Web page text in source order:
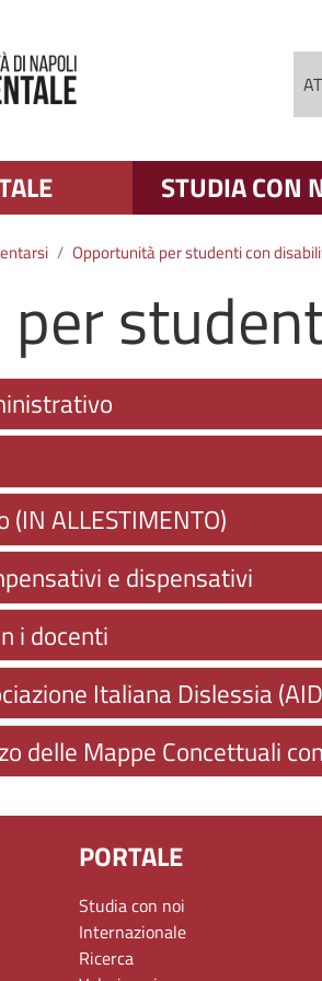
STUDIA CON
Opportunità per studenti con
ALLESTIMENTO)
e dispensativi
i docenti
Italiana Dislessia
delle Mappe Concettuali
PORTALE
Studia con noi
Internazionale
Ricerca